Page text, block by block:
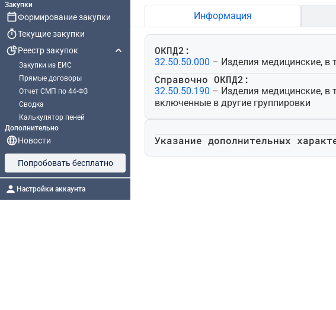
Закупки
Формирование закупки
Текущие закупки
Реестр закупок
Закупки из ЕИС
Прямые договоры
Отчет СМП по 44-ФЗ
Сводка
Калькулятор пеней
Дополнительно
Новости
Попробовать бесплатно
Настройки аккаунта
Информация
ОКПД2:
32.50.50.000 – Изделия медицинские, в
Справочно ОКПД2:
32.50.50.190 – Изделия медицинские, в
включенные в другие группировки
Указание дополнительных